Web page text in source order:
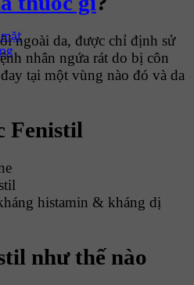
mặtngoài da, được chỉ định sử
nhân ngứa rát do bị côn
tại một vùng nào đó và da
Fenistil
histamin & kháng dị
như thế nào